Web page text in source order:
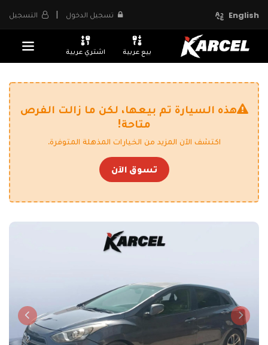
English تسجيل الدخول | التسجيل
بيع عربية اشتري عربية
هذه السيارة تم بيعها، لكن ما زالت الفرص
متاحة!
اكتشف الآن المزيد من الخيارات المذهلة المتوفرة.
تسوق الآن